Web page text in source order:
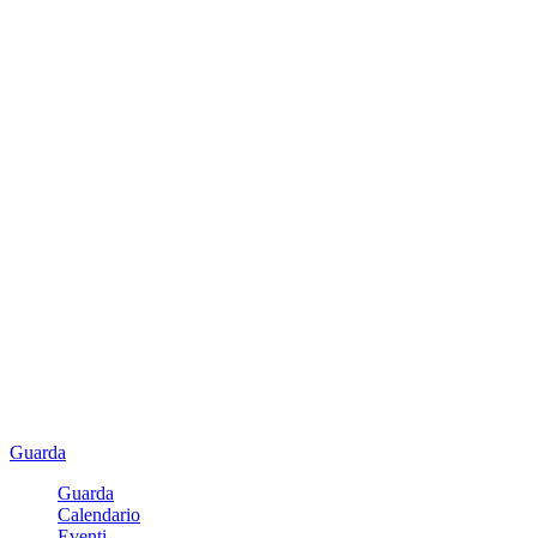
Guarda
Guarda
Calendario